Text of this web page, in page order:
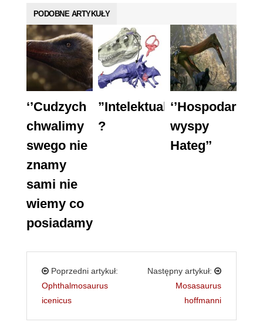
PODOBNE ARTYKUŁY
‘’Cudzych
chwalimy
swego nie
znamy
sami nie
wiemy co
posiadamy’’
”Intelektualiści”
?
‘’Hospodar
wyspy
Hateg’’
Poprzedni artykuł:
Ophthalmosaurus
icenicus
Następny artykuł:
Mosasaurus
hoffmanni